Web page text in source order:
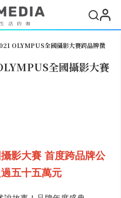
OLYMPUS全國攝影大賽跨品牌徵
全國攝影大賽
影大賽 首度跨品牌公
五十五萬元